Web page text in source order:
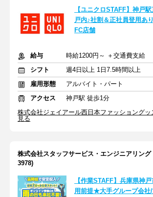
【ユニクロSTAFF】神戸
戸内♪社割＆正社員登用
FC店舗
給与
時給1200円～ ＋交通費支給
シフト
週4日以上 1日7.5時間以上
雇用形態
アルバイト・パート
アクセス
神戸駅 徒歩1分
株式会社ジェイアール西日本ファッショングッ
見る
株式会社スタッフサービス・エンジニアリン
3978)
【作業STAFF】兵庫県神
用前提★大手グループ会社